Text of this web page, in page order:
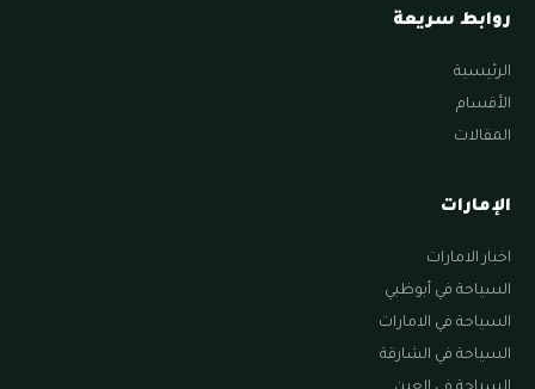
روابط سريعة
الرئيسية
الأقسام
المقالات
الإمارات
اخبار الامارات
السياحة في أبوظبي
السياحة في الامارات
السياحة في الشارقة